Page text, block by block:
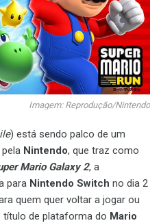
Imagem: Reprodução/Nintendo
) está sendo palco de um
Nintendo, que traz como
Mario Galaxy 2, a
para Nintendo Switch no dia 2
quem quer voltar a jogar ou
título de plataforma do Mario